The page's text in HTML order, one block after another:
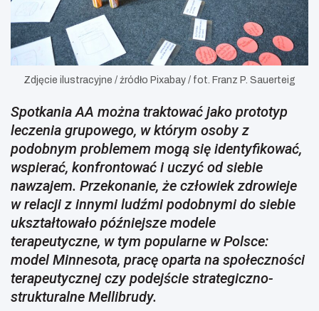
Zdjęcie ilustracyjne / źródło Pixabay / fot. Franz P. Sauerteig
Spotkania AA można traktować jako prototyp
leczenia grupowego, w którym osoby z
podobnym problemem mogą się identyfikować,
wspierać, konfrontować i uczyć od siebie
nawzajem. Przekonanie, że człowiek zdrowieje
w relacji z innymi ludźmi podobnymi do siebie
ukształtowało późniejsze modele
terapeutyczne, w tym popularne w Polsce:
model Minnesota, pracę oparta na społeczności
terapeutycznej czy podejście strategiczno-
strukturalne Mellibrudy.